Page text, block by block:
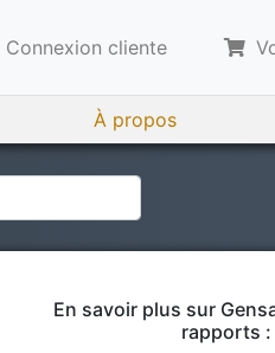
Connexion cliente
À propos
En savoir plus sur
rapports :